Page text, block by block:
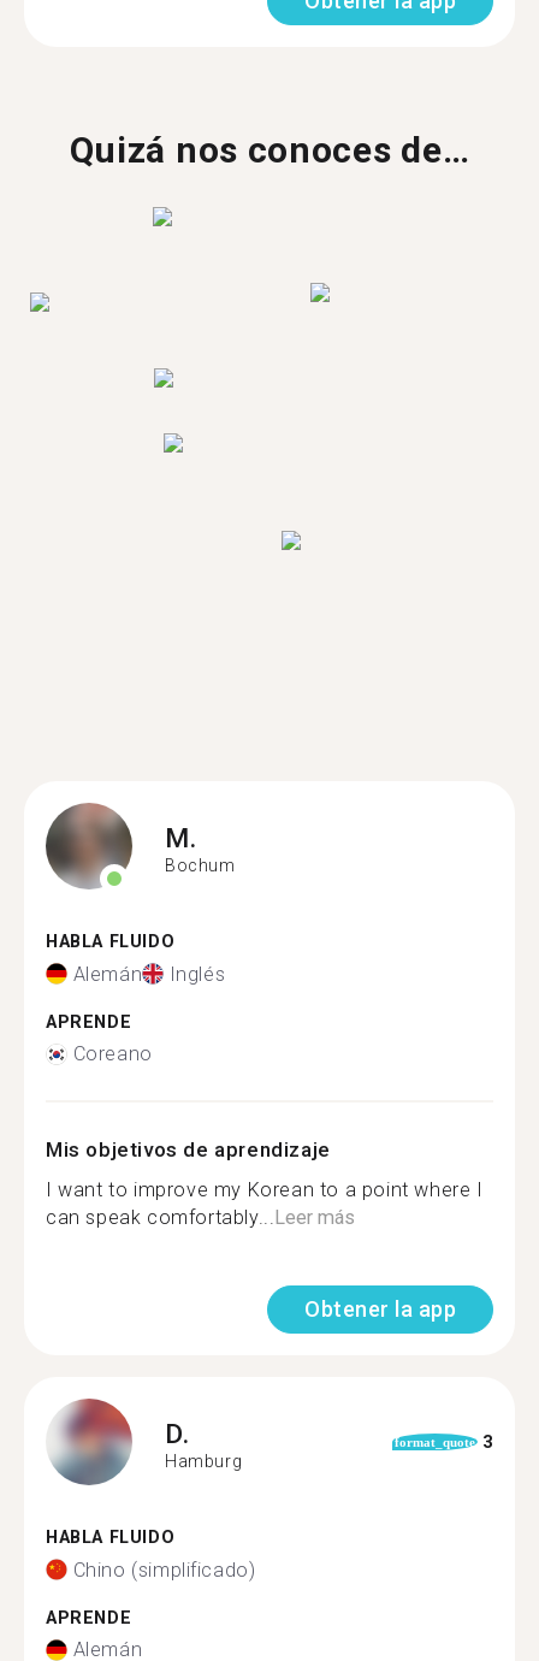
Quizá nos conoces de…
M.
Bochum
HABLA FLUIDO
Alemán Inglés
APRENDE
Coreano
Mis objetivos de aprendizaje
I want to improve my Korean to a point where I
can speak comfortably...Leer más
Obtener la app
D.
Hamburg
format_quote 3
HABLA FLUIDO
Chino (simplificado)
APRENDE
Alemán